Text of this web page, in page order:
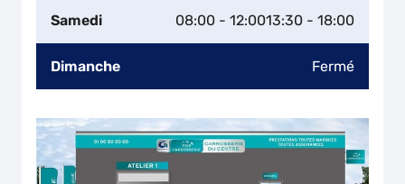
Samedi 08:00 - 12:0013:30 - 18:00
Dimanche Fermé